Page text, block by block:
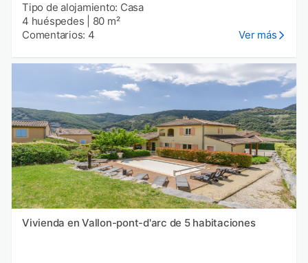
Tipo de alojamiento: Casa
4 huéspedes
80 m²
Comentarios: 4
Ver más
Vivienda en Vallon-pont-d'arc de 5 habitaciones